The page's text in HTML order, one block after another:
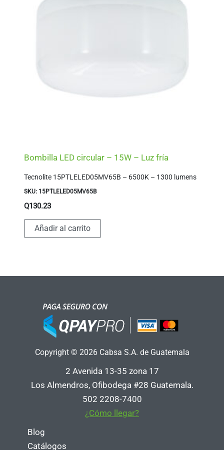
Bombilla LED circular – 15W – Luz fría
Tecnolite 15PTLELED05MV65B – 6500K – 1300 lumens
SKU: 15PTLELED05MV65B
Q130.23
Añadir al carrito
Copyright © 2026 Cabsa S.A. de Guatemala
2 Avenida 13-35 zona 17
Los Almendros, Ofibodega #28 Guatemala.
502 2208-7400
¿Cómo llegar?
Blog
Catálogos